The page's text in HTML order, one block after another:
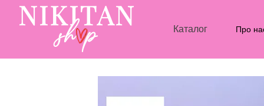
Перейти до основного контенту
Каталог
Про